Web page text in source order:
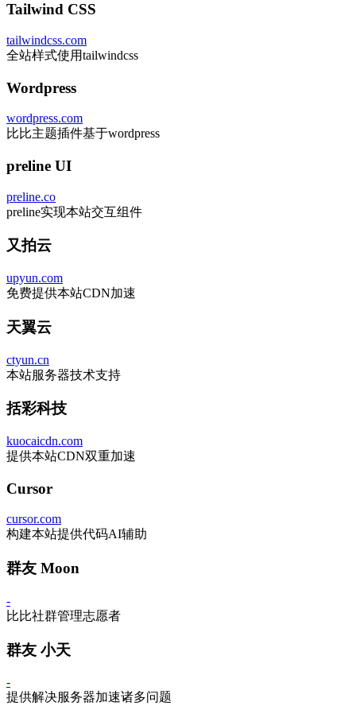
Tailwind CSS
tailwindcss.com
全站样式使用tailwindcss
Wordpress
wordpress.com
比比主题插件基于wordpress
preline UI
preline.co
preline实现本站交互组件
又拍云
upyun.com
免费提供本站CDN加速
天翼云
ctyun.cn
本站服务器技术支持
括彩科技
kuocaicdn.com
提供本站CDN双重加速
Cursor
cursor.com
构建本站提供代码AI辅助
群友 Moon
-
比比社群管理志愿者
群友 小天
-
提供解决服务器加速诸多问题